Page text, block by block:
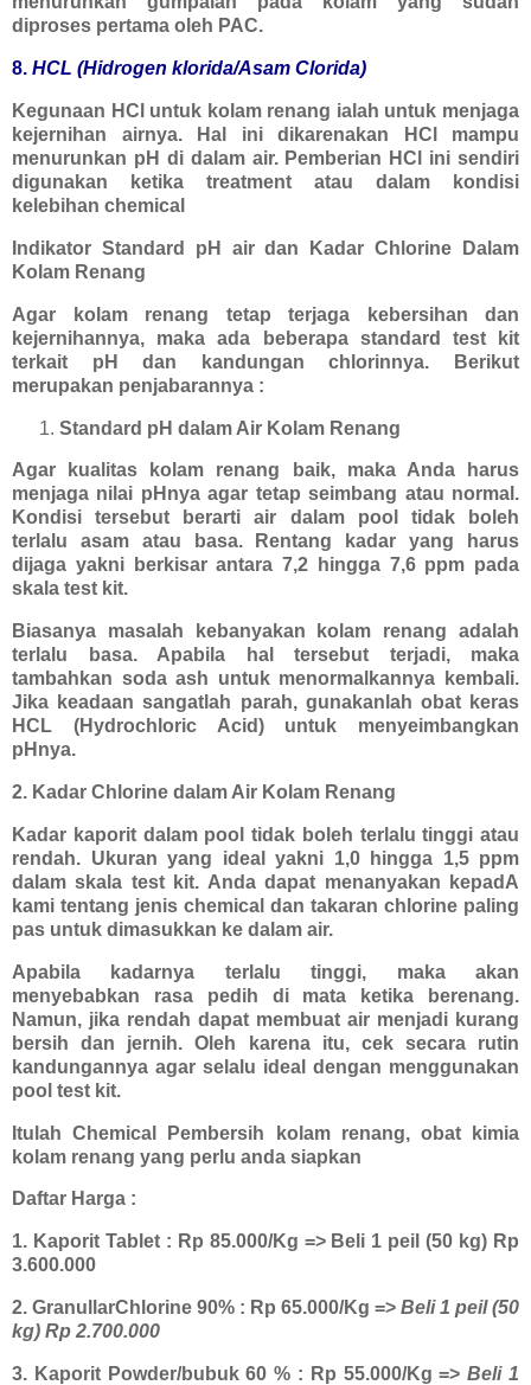
diproses pertama oleh PAC.
8. HCL (Hidrogen klorida/Asam Clorida)
Kegunaan HCl untuk kolam renang ialah untuk menjaga
kejernihan airnya. Hal ini dikarenakan HCl mampu
menurunkan pH di dalam air. Pemberian HCl ini sendiri
digunakan ketika treatment atau dalam kondisi
kelebihan chemical
Indikator Standard pH air dan Kadar Chlorine Dalam
Kolam Renang
Agar kolam renang tetap terjaga kebersihan dan
kejernihannya, maka ada beberapa standard test kit
terkait pH dan kandungan chlorinnya. Berikut
merupakan penjabarannya :
Standard pH dalam Air Kolam Renang
Agar kualitas kolam renang baik, maka Anda harus
menjaga nilai pHnya agar tetap seimbang atau normal.
Kondisi tersebut berarti air dalam pool tidak boleh
terlalu asam atau basa. Rentang kadar yang harus
dijaga yakni berkisar antara 7,2 hingga 7,6 ppm pada
skala test kit.
Biasanya masalah kebanyakan kolam renang adalah
terlalu basa. Apabila hal tersebut terjadi, maka
tambahkan soda ash untuk menormalkannya kembali.
Jika keadaan sangatlah parah, gunakanlah obat keras
HCL (Hydrochloric Acid) untuk menyeimbangkan
pHnya.
2. Kadar Chlorine dalam Air Kolam Renang
Kadar kaporit dalam pool tidak boleh terlalu tinggi atau
rendah. Ukuran yang ideal yakni 1,0 hingga 1,5 ppm
dalam skala test kit. Anda dapat menanyakan kepadA
kami tentang jenis chemical dan takaran chlorine paling
pas untuk dimasukkan ke dalam air.
Apabila kadarnya terlalu tinggi, maka akan
menyebabkan rasa pedih di mata ketika berenang.
Namun, jika rendah dapat membuat air menjadi kurang
bersih dan jernih. Oleh karena itu, cek secara rutin
kandungannya agar selalu ideal dengan menggunakan
pool test kit.
Itulah Chemical Pembersih kolam renang, obat kimia
kolam renang yang perlu anda siapkan
Daftar Harga :
1. Kaporit Tablet : Rp 85.000/Kg => Beli 1 peil (50 kg) Rp
3.600.000
2. GranullarChlorine 90% : Rp 65.000/Kg => Beli 1 peil (50
kg) Rp 2.700.000
3. Kaporit Powder/bubuk 60 % : Rp 55.000/Kg =>Beli 1